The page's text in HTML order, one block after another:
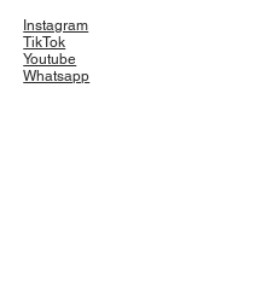
Instagram
TikTok
Youtube
Whatsapp